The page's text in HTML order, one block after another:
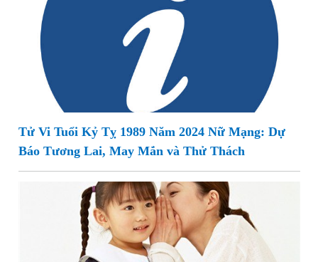
Tử Vi Tuổi Kỷ Tỵ 1989 Năm 2024 Nữ Mạng: Dự
Báo Tương Lai, May Mắn và Thử Thách